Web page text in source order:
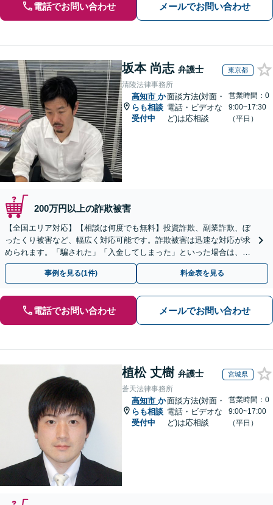
電話でお問い合わせ メールでお問い合わせ
坂本 尚志 弁護士 東京都
清陵法律事務所
高知市 か
らも相談
受付中
面談方法(対面・
電話・ビデオな
ど)は応相談
営業時間：0
9:00~17:30
（平日）
200万円以上の詐欺被害
【全国エリア対応】【相談は何度でも無料】投資詐欺、副業詐欺、ぼ
ったくり被害など、幅広く対応可能です。詐欺被害は迅速な対応が求
められます。「騙された」「入金してしまった」といった場合は、お
早めにご相談ください。【電話・メール・WEB相談可】
事例を見る(1件) 料金表を見る
電話でお問い合わせ メールでお問い合わせ
植松 丈樹 弁護士 宮城県
蒼天法律事務所
高知市 か
らも相談
受付中
面談方法(対面・
電話・ビデオな
ど)は応相談
営業時間：0
9:00~17:00
（平日）